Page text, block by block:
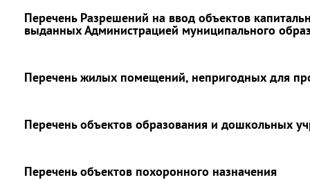
Перечень Разрешений на ввод объектов
выданных Администрацией муниципального
Перечень жилых помещений, непригодных для
Перечень объектов образования и дошкольных
Перечень объектов похоронного назначения